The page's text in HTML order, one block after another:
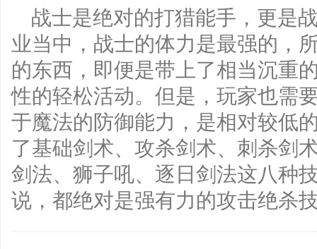
战士是绝对的打猎能手，更是
业当中，战士的体力是最强的，
的东西，即便是带上了相当沉重
性的轻松活动。但是，玩家也需
于魔法的防御能力，是相对较低
了基础剑术、攻杀剑术、刺杀剑
剑法、狮子吼、逐日剑法这八种
说，都绝对是强有力的攻击绝杀